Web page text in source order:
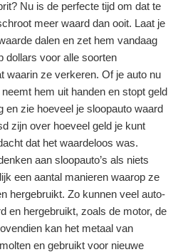
Nu is de perfecte tijd om dat te
meer waard dan ooit. Laat je
dalen en zet hem vandaag
dollars voor alle soorten
waarin ze verkeren. Of je auto nu
hem uit handen en stopt geld
en zie hoeveel je sloopauto waard
zijn over hoeveel geld je kunt
dat het waardeloos was.
aan sloopauto’s als niets
een aantal manieren waarop ze
hergebruikt. Zo kunnen veel auto-
en hergebruikt, zoals de motor, de
kan het metaal van
en gebruikt voor nieuwe